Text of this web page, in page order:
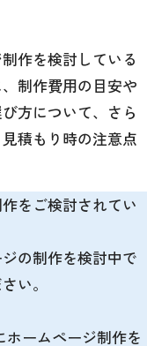
作を検討している
制作費用の目安や
方について、さら
積もり時の注意点
をご検討されてい
の制作を検討中で
い。
ホームページ制作を